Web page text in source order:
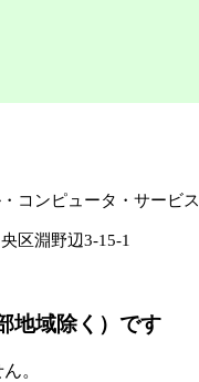
コンピュータ・サービス
区淵野辺3-15-1
地域除く）です
。